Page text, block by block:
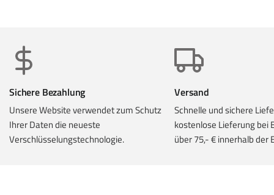
Sichere Bezahlung
Unsere Website verwendet zum Schutz
Ihrer Daten die neueste
Verschlüsselungstechnologie.
Versand
Schnelle und sichere
kostenlose Lieferungbei
über 75,- € innerhalb der